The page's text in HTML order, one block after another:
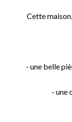
Cette
- une belle
- une